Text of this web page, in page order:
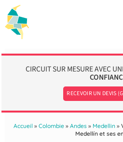
au
contenu
CIRCUIT SUR MESURE AVEC
RECEVOIR UN DEVIS
Accueil » Colombie » Andes » Medellin »
Medellín et ses